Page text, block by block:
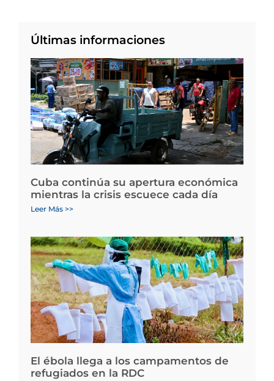
Últimas informaciones
Cuba continúa su apertura económica
mientras la crisis escuece cada día
Leer Más >>
El ébola llega a los campamentos de
refugiados en la RDC